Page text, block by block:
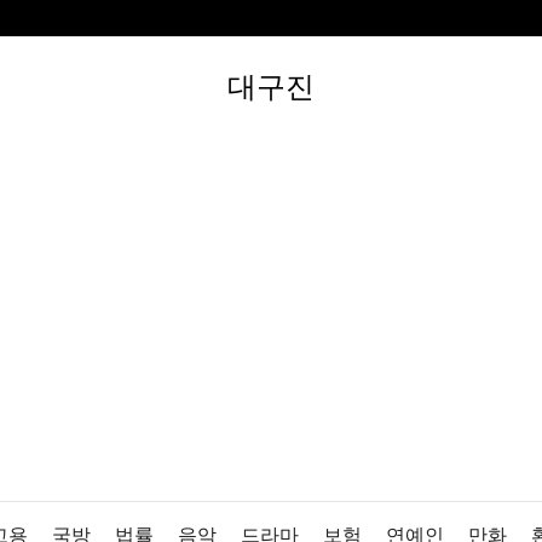
대구진
용 국방 법률 음악 드라마 보험 연예인 만화